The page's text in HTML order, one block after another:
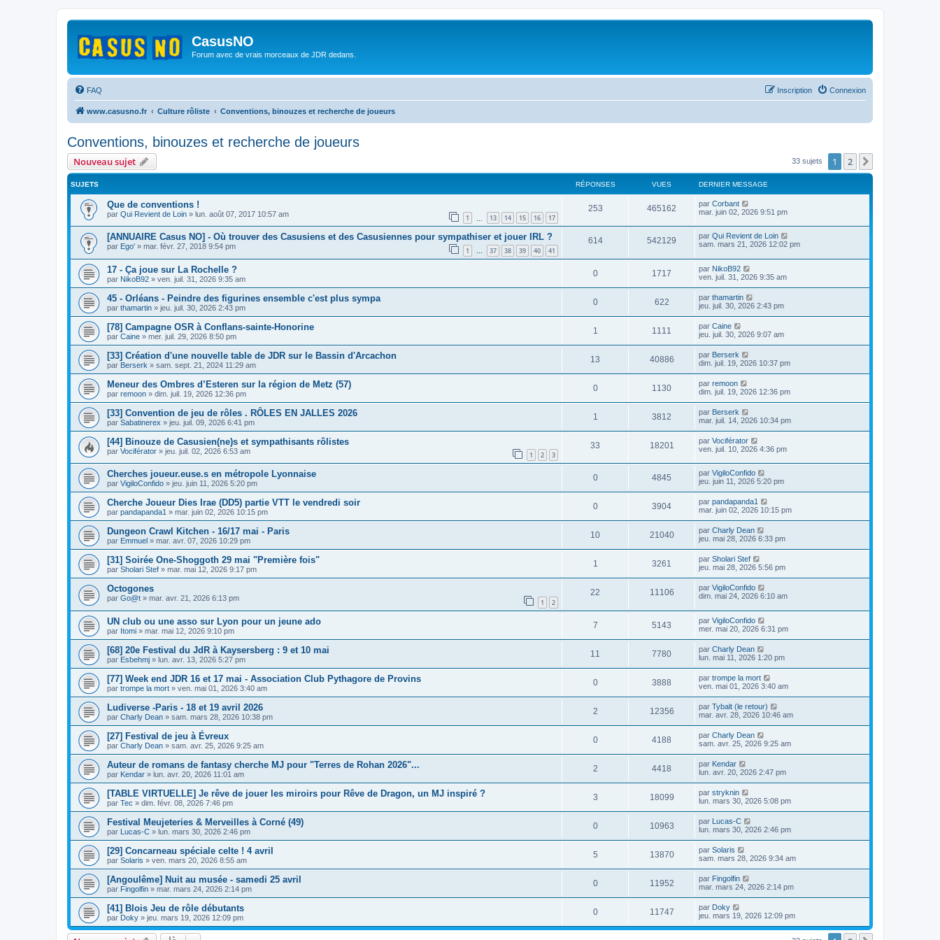
CasusNO
Forum avec de vrais morceaux de JDR dedans.
FAQ Connexion
Inscription
www.casusno.fr Culture rôliste Conventions, binouzes et recherche de joueurs
Conventions, binouzes et recherche de joueurs
Nouveau sujet 33 sujets 1 2
SUJETS RÉPONSES VUES DERNIER MESSAGE
Que de conventions !
par Qui Revient de Loin » lun. août 07, 2017 10:57 am 1 13 14 15 16 17
253 465162 par Corbant
mar. juin 02, 2026 9:51 pm
[ANNUAIRE Casus NO] - Où trouver des Casusiens et des Casusiennes pour sympathiser et jouer IRL ?
par Ego' » mar. févr. 27, 2018 9:54 pm 1 … 37 38 39 40 41
614 542129 par Qui Revient de Loin
sam. mars 21, 2026 12:02 pm
17 - Ça joue sur La Rochelle ?
par NikoB92 » ven. juil. 31, 2026 9:35 am
0 1717 par NikoB92
ven. juil. 31, 2026 9:35 am
45 - Orléans - Peindre des figurines ensemble c'est plus sympa
par thamartin » jeu. juil. 30, 2026 2:43 pm
0 622 par thamartin
jeu. juil. 30, 2026 2:43 pm
[78] Campagne OSR à Conflans-sainte-Honorine
par Caine » mer. juil. 29, 2026 8:50 pm
1 1111 par Caine
jeu. juil. 30, 2026 9:07 am
[33] Création d'une nouvelle table de JDR sur le Bassin d'Arcachon
par Berserk » sam. sept. 21, 2024 11:29 am
13 40886 par Berserk
dim. juil. 19, 2026 10:37 pm
Meneur des Ombres d’Esteren sur la région de Metz (57)
par remoon » dim. juil. 19, 2026 12:36 pm
0 1130 par remoon
dim. juil. 19, 2026 12:36 pm
[33] Convention de jeu de rôles . RÔLES EN JALLES 2026
par Sabatinerex » jeu. juil. 09, 2026 6:41 pm
1 3812 par Berserk
mar. juil. 14, 2026 10:34 pm
[44] Binouze de Casusien(ne)s et sympathisants rôlistes
par Vociférator » jeu. juil. 02, 2026 6:53 am 1 2 3
33 18201 par Vociférator
ven. juil. 10, 2026 4:36 pm
Cherches joueur.euse.s en métropole Lyonnaise
par VigiloConfido » jeu. juin 11, 2026 5:20 pm
0 4845 par VigiloConfido
jeu. juin 11, 2026 5:20 pm
Cherche Joueur Dies Irae (DD5) partie VTT le vendredi soir
par pandapanda1 » mar. juin 02, 2026 10:15 pm
0 3904 par pandapanda1
mar. juin 02, 2026 10:15 pm
Dungeon Crawl Kitchen - 16/17 mai - Paris
par Emmuel » mar. avr. 07, 2026 10:29 pm
10 21040 par Charly Dean
jeu. mai 28, 2026 6:33 pm
[31] Soirée One-Shoggoth 29 mai "Première fois"
par Sholari Stef » mar. mai 12, 2026 9:17 pm
1 3261 par Sholari Stef
jeu. mai 28, 2026 5:56 pm
Octogones
par Go@t » mar. avr. 21, 2026 6:13 pm 1 2
22 11106 par VigiloConfido
dim. mai 24, 2026 6:10 am
UN club ou une asso sur Lyon pour un jeune ado
par Itomi » mar. mai 12, 2026 9:10 pm
7 5143 par VigiloConfido
mer. mai 20, 2026 6:31 pm
[68] 20e Festival du JdR à Kaysersberg : 9 et 10 mai
par Esbehmj » lun. avr. 13, 2026 5:27 pm
11 7780 par Charly Dean
lun. mai 11, 2026 1:20 pm
[77] Week end JDR 16 et 17 mai - Association Club Pythagore de Provins
par trompe la mort » ven. mai 01, 2026 3:40 am
0 3888 par trompe la mort
ven. mai 01, 2026 3:40 am
Ludiverse -Paris - 18 et 19 avril 2026
par Charly Dean » sam. mars 28, 2026 10:38 pm
2 12356 par Tybalt (le retour)
mar. avr. 28, 2026 10:46 am
[27] Festival de jeu à Évreux
par Charly Dean » sam. avr. 25, 2026 9:25 am
0 4188 par Charly Dean
sam. avr. 25, 2026 9:25 am
Auteur de romans de fantasy cherche MJ pour "Terres de Rohan 2026"...
par Kendar » lun. avr. 20, 2026 11:01 am
2 4418 par Kendar
lun. avr. 20, 2026 2:47 pm
[TABLE VIRTUELLE] Je rêve de jouer les miroirs pour Rêve de Dragon, un MJ inspiré ?
par Tec » dim. févr. 08, 2026 7:46 pm
3 18099 par stryknin
lun. mars 30, 2026 5:08 pm
Festival Meujeteries & Merveilles à Corné (49)
par Lucas-C » lun. mars 30, 2026 2:46 pm
0 10963 par Lucas-C
lun. mars 30, 2026 2:46 pm
[29] Concarneau spéciale celte ! 4 avril
par Solaris » ven. mars 20, 2026 8:55 am
5 13870 par Solaris
sam. mars 28, 2026 9:34 am
[Angoulême] Nuit au musée - samedi 25 avril
par Fingolfin » mar. mars 24, 2026 2:14 pm
0 11952 par Fingolfin
mar. mars 24, 2026 2:14 pm
[41] Blois Jeu de rôle débutants
par Doky » jeu. mars 19, 2026 12:09 pm
0 11747 par Doky
jeu. mars 19, 2026 12:09 pm